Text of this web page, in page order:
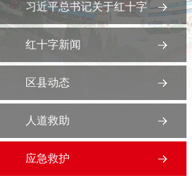
习近平总书记关于红十字
事业的重要指示精神
红十字新闻
区县动态
人道救助
应急救护